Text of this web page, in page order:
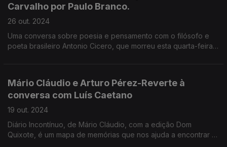
Carvalho por Paulo Branco.
26 out. 2024
Uma conversa sobre poesia e pensamento com o filósofo e
poeta brasileiro Antonio Cicero, que morreu esta quarta-feira,
Mário Cláudio e Arturo Pérez-Reverte à
conversa com Luís Caetano
19 out. 2024
Diário Incontínuo, de Mário Cláudio, com a edição Dom
Quixote, é um mapa de memórias que nos ajuda a encontrar o